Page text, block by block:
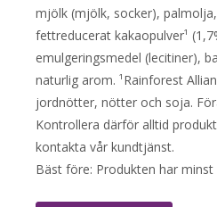
mjölk (mjölk, socker),
fettreducerat kakaopulver¹
emulgeringsmedel (lecitiner),
naturlig arom. ¹Rainforest
jordnötter, nötter och soja.
Kontrollera därför alltid
kontakta vår kundtjänst.
Bäst före: Produkten har